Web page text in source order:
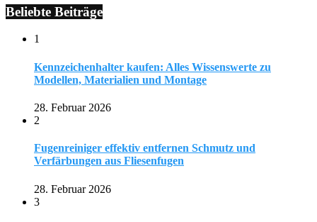
Beliebte Beiträge
1
Kennzeichenhalter kaufen: Alles Wissenswerte zu
Modellen, Materialien und Montage
28. Februar 2026
2
Fugenreiniger effektiv entfernen Schmutz und
Verfärbungen aus Fliesenfugen
28. Februar 2026
3